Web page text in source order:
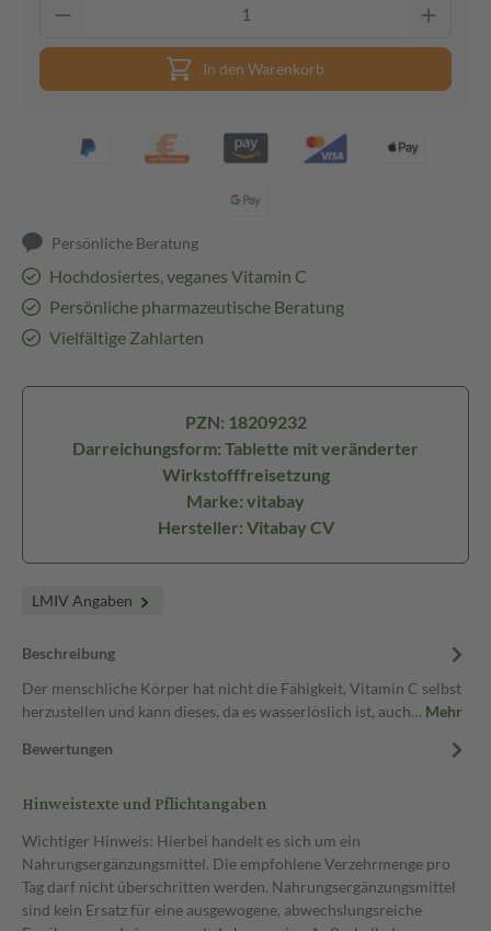
In den Warenkorb
Persönliche Beratung
Hochdosiertes, veganes Vitamin C
Persönliche pharmazeutische Beratung
Vielfältige Zahlarten
PZN: 18209232
Darreichungsform: Tablette mit veränderter
Wirkstofffreisetzung
Marke: vitabay
Hersteller: Vitabay CV
LMIV Angaben
Beschreibung
Der menschliche Körper hat nicht die Fähigkeit, Vitamin C selbst
herzustellen und kann dieses, da es wasserlöslich ist, auch… Mehr
Bewertungen
Hinweistexte und Pflichtangaben
Wichtiger Hinweis: Hierbei handelt es sich um ein
Nahrungsergänzungsmittel. Die empfohlene Verzehrmenge pro
Tag darf nicht überschritten werden. Nahrungsergänzungsmittel
sind kein Ersatz für eine ausgewogene, abwechslungsreiche